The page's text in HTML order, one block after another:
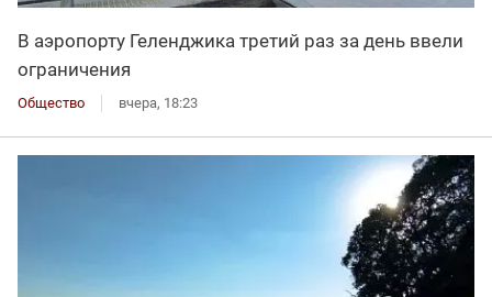
В аэропорту Геленджика третий раз за день ввели
ограничения
Общество вчера, 18:23